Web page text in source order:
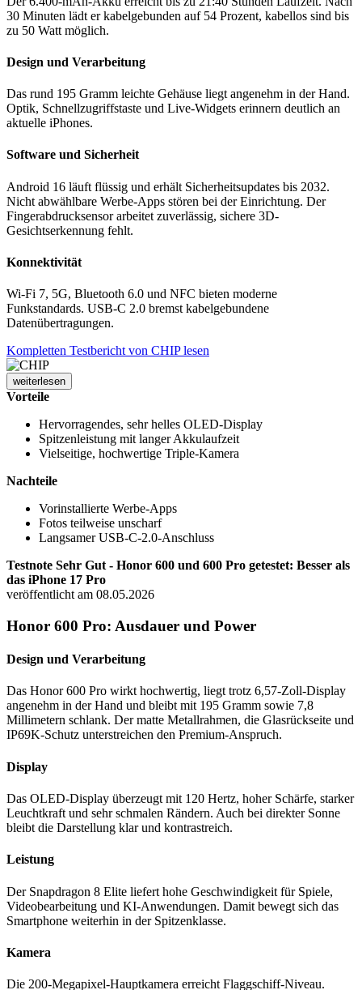
30 Minuten lädt er kabelgebunden auf 54 Prozent, kabellos sind bis
zu 50 Watt möglich.
Design und Verarbeitung
Das rund 195 Gramm leichte Gehäuse liegt angenehm in der Hand.
Optik, Schnellzugriffstaste und Live-Widgets erinnern deutlich an
aktuelle iPhones.
Software und Sicherheit
Android 16 läuft flüssig und erhält Sicherheitsupdates bis 2032.
Nicht abwählbare Werbe-Apps stören bei der Einrichtung. Der
Fingerabdrucksensor arbeitet zuverlässig, sichere 3D-
Gesichtserkennung fehlt.
Konnektivität
Wi-Fi 7, 5G, Bluetooth 6.0 und NFC bieten moderne
Funkstandards. USB-C 2.0 bremst kabelgebundene
Datenübertragungen.
Kompletten Testbericht von CHIP lesen
weiterlesen
Vorteile
Hervorragendes, sehr helles OLED-Display
Spitzenleistung mit langer Akkulaufzeit
Vielseitige, hochwertige Triple-Kamera
Nachteile
Vorinstallierte Werbe-Apps
Fotos teilweise unscharf
Langsamer USB-C-2.0-Anschluss
Testnote Sehr Gut - Honor 600 und 600 Pro getestet: Besser als
das iPhone 17 Pro
veröffentlicht am 08.05.2026
Honor 600 Pro: Ausdauer und Power
Design und Verarbeitung
Das Honor 600 Pro wirkt hochwertig, liegt trotz 6,57-Zoll-Display
angenehm in der Hand und bleibt mit 195 Gramm sowie 7,8
Millimetern schlank. Der matte Metallrahmen, die Glasrückseite und
IP69K-Schutz unterstreichen den Premium-Anspruch.
Display
Das OLED-Display überzeugt mit 120 Hertz, hoher Schärfe, starker
Leuchtkraft und sehr schmalen Rändern. Auch bei direkter Sonne
bleibt die Darstellung klar und kontrastreich.
Leistung
Der Snapdragon 8 Elite liefert hohe Geschwindigkeit für Spiele,
Videobearbeitung und KI-Anwendungen. Damit bewegt sich das
Smartphone weiterhin in der Spitzenklasse.
Kamera
Die 200-Megapixel-Hauptkamera erreicht Flaggschiff-Niveau.